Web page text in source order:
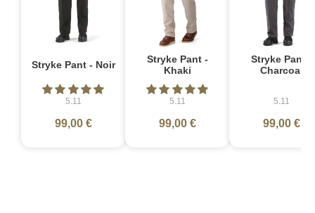
Stryke Pant - Noir
5.11
99,00 €
Stryke Pant -
Khaki
5.11
99,00 €
Stryke Pant -
Charcoal
5.11
99,00 €